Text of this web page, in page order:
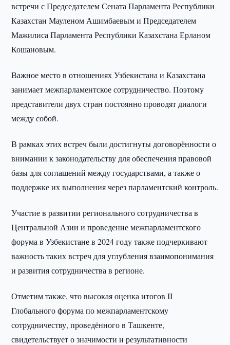
встречи с Председателем Сената Парламента Республики
Казахстан Мауленом Ашимбаевым и Председателем
Мажилиса Парламента Республики Казахстана Ерланом
Кошановым.
Важное место в отношениях Узбекистана и Казахстана
занимает межпарламентское сотрудничество. Поэтому
представители двух стран постоянно проводят диалоги
между собой.
В рамках этих встреч были достигнуты договорённости о
внимании к законодательству для обеспечения правовой
базы для соглашений между государствами, а также о
поддержке их выполнения через парламентский контроль.
Участие в развитии регионального сотрудничества в
Центральной Азии и проведение межпарламентского
форума в Узбекистане в 2024 году также подчеркивают
важность таких встреч для углубления взаимопонимания
и развития сотрудничества в регионе.
Отметим также, что высокая оценка итогов II
Глобального форума по межпарламентскому
сотрудничеству, проведённого в Ташкенте,
свидетельствует о значимости и результативности